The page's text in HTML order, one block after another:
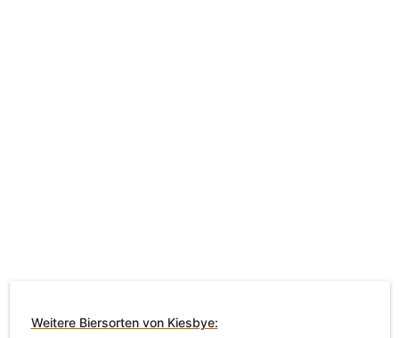
Weitere Biersorten von Kiesbye: